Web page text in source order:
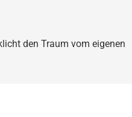
den Traum vom eigenen